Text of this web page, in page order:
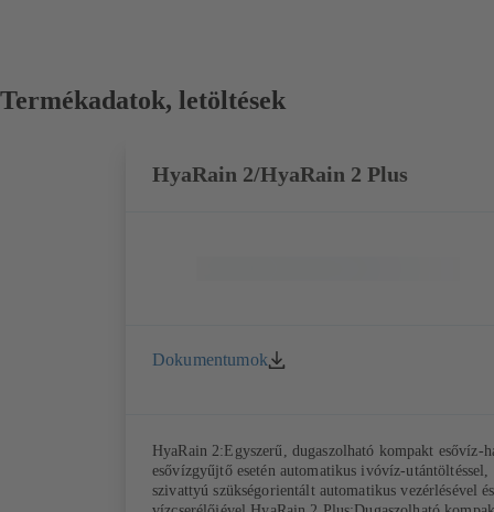
Termékadatok, letöltések
HyaRain 2/HyaRain 2 Plus
Dokumentumok
HyaRain 2:Egyszerű, dugaszolható kompakt esővíz-
esővízgyűjtő esetén automatikus ivóvíz-
szivattyú szükségorientált automatikus vezérlésével